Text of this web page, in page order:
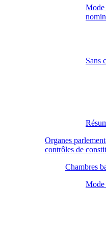
Mode
Sans
Organes
contrôles de
Chambres
Mode